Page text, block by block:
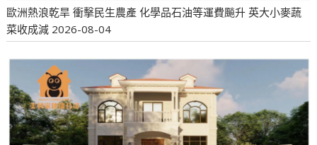
歐洲熱浪乾旱 衝擊民生農產 化學品石油等運費飈升 英大小麥蔬
菜收成減 2026-08-04